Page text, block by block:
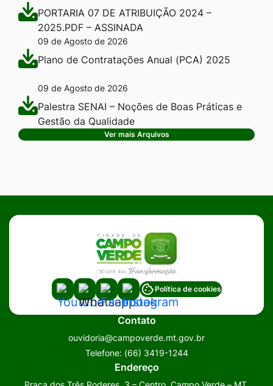
PORTARIA 07 DE ATRIBUIÇÃO 2024 –
2025.PDF – ASSINADA
09 de Agosto de 2026
Plano de Contratações Anual (PCA) 2025
09 de Agosto de 2026
Palestra SENAI – Noções de Boas Práticas e
Gestão da Qualidade
Ver mais Arquivos
Acessar
a
Social
Acessar
a
Social
Whatsapp
Acessar
a
Rede
Social
Facebook
Acessar
a
Rede
Social
Instagram
Política de cookies
Contato
ouvidoria@campoverde.mt.gov.br
Telefone: (66) 3419-1244
Endereço